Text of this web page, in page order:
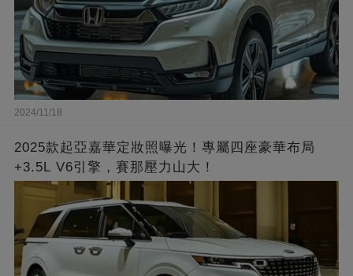
2024/11/18
2025款起亞嘉華定妝照曝光！專屬四座豪華布局
+3.5L V6引擎，賽那壓力山大！